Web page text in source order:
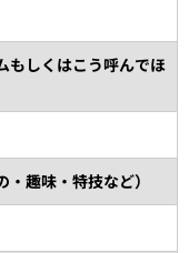
もしくはこう呼んでほ
趣味・特技など）